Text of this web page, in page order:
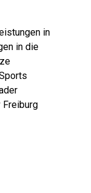
in
in die
Freiburg